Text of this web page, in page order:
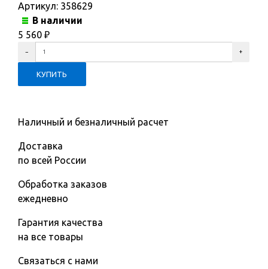
Артикул: 358629
В наличии
5 560 ₽
Наличный и безналичный расчет
Доставка
по всей России
Обработка заказов
ежедневно
Гарантия качества
на все товары
Связаться с нами